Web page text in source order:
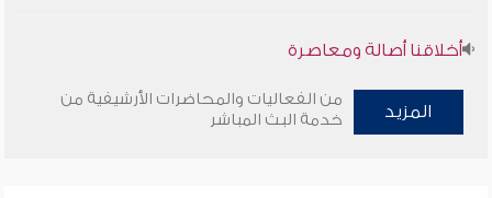
أخلاقنا أصالة ومعاصرة
وأمنهم من خوف 9
المزيد
من الفعاليات والمحاضرات الأرشيفية من
خدمة البث المباشر